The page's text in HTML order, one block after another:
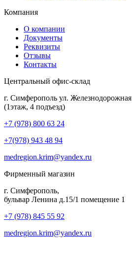
Компания
О компании
Документы
Реквизиты
Отзывы
Контакты
Центральный офис-склад
г. Симферополь ул.
(1этаж, 4 подъезд)
+7 (978) 800 63 24
+7(978) 943 48 94
medregion.krim@yandex.ru
Фирменный магазин
г. Симферополь,
бульвар Ленина д.15/1 помещение 1
+7 (978) 845 55 92
medregion.krim@yandex.ru